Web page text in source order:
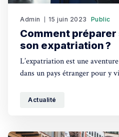
Admin 15 juin 2023 Public
Comment
son expatriation ?
L’expatriation est une
dans un pays étranger pour y
Actualité